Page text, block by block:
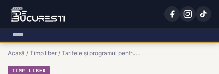
Acasă / Timp liber / Tarifele și programul pentru…
TIMP LIBER